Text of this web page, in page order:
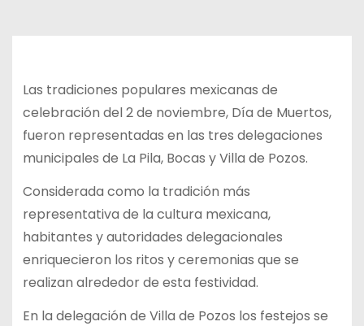
Las tradiciones populares mexicanas de
celebración del 2 de noviembre, Día de Muertos,
fueron representadas en las tres delegaciones
municipales de La Pila, Bocas y Villa de Pozos.
Considerada como la tradición más
representativa de la cultura mexicana,
habitantes y autoridades delegacionales
enriquecieron los ritos y ceremonias que se
realizan alrededor de esta festividad.
En la delegación de Villa de Pozos los festejos se